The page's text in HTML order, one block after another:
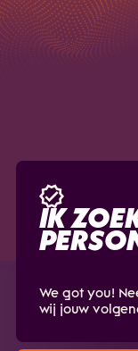
IK
We got you!
wij jouw